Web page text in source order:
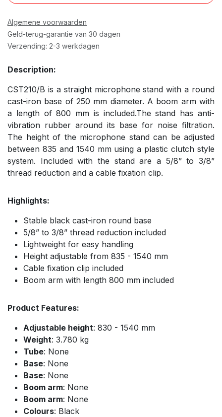
Algemene voorwaarden
Geld-terug-garantie van 30 dagen
Verzending: 2-3 werkdagen
Description:
CST210/B is a straight microphone stand with a round
cast-iron base of 250 mm diameter. A boom arm with
a length of 800 mm is included.The stand has anti-
vibration rubber around its base for noise filtration.
The height of the microphone stand can be adjusted
between 835 and 1540 mm using a plastic clutch style
system. Included with the stand are a 5/8” to 3/8”
thread reduction and a cable fixation clip.
Highlights:
Stable black cast-iron round base
5/8” to 3/8” thread reduction included
Lightweight for easy handling
Height adjustable from 835 - 1540 mm
Cable fixation clip included
Boom arm with length 800 mm included
Product Features:
Adjustable height: 830 - 1540 mm
Weight: 3.780 kg
Tube: None
Base: None
Base: None
Boom arm: None
Boom arm: None
Colours: Black